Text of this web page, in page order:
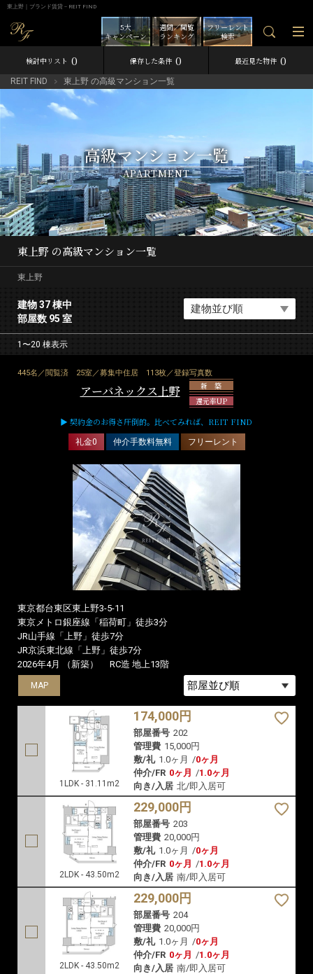
東上野｜ブランド賃貸－REIT FIND
フリーレント
検索
週間／閲覧
ランキング
5大
キャンペーン
検討中リスト 0 保存した条件 0 最近見た物件 0
REIT FIND 東上野 の高級マンション一覧
高級マンション一覧
APARTMENT
東上野 の高級マンション一覧
東上野
建物 37 棟中
部屋数 95 室
1〜20 棟表示
445名／閲覧済 25室／募集中住居 113枚／登録写真数
アーバネックス上野
新 築
還元率UP
▶ 契約金のお得さ圧倒的。比べてみれば、REIT FIND
礼金0 仲介手数料無料 フリーレント
東京都台東区東上野3-5-11
東京メトロ銀座線「稲荷町」徒歩3分
JR山手線「上野」徒歩7分
JR京浜東北線「上野」徒歩7分
2026年4月 （新築）
RC造 地上13階
MAP
1LDK - 31.11m2
174,000円
部屋番号 202
管理費 15,000円
敷/礼 1.0ヶ月 /0ヶ月
仲介/FR 0ヶ月 /1.0ヶ月
向き/入居 北/即入居可
MAP
2LDK - 43.50m2
229,000円
部屋番号 203
管理費 20,000円
敷/礼 1.0ヶ月 /0ヶ月
仲介/FR 0ヶ月 /1.0ヶ月
向き/入居 南/即入居可
MAP
2LDK - 43.50m2
229,000円
部屋番号 204
管理費 20,000円
敷/礼 1.0ヶ月 /0ヶ月
仲介/FR 0ヶ月 /1.0ヶ月
向き/入居 南/即入居可